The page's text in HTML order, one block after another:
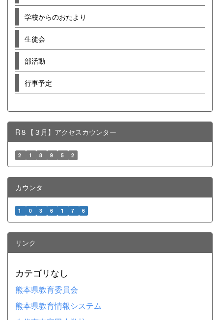
学校からのおたより
生徒会
部活動
行事予定
R８【３月】アクセスカウンター
2 1 8 9 5 2
カウンタ
1 0 3 6 1 7 6
リンク
カテゴリなし
熊本県教育委員会
熊本県教育情報システム